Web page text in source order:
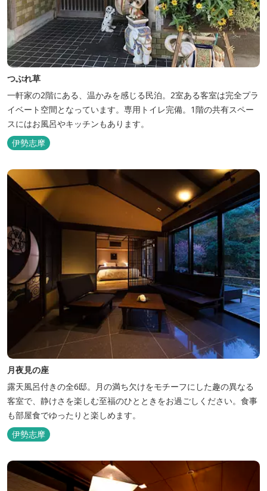
つぶれ草
一軒家の2階にある、温かみを感じる民泊。2室ある客室は完全プラ
イベート空間となっています。専用トイレ完備。1階の共有スペー
スにはお風呂やキッチンもあります。
伊勢志摩
月夜見の座
露天風呂付きの全6邸。月の満ち欠けをモチーフにした趣の異なる
客室で、静けさを楽しむ至福のひとときをお過ごしください。食事
も部屋食でゆったりと楽しめます。
伊勢志摩